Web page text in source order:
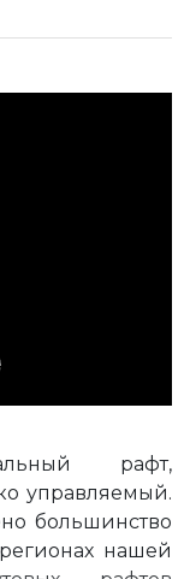
рафт,
управляемый.
большинство
нашей